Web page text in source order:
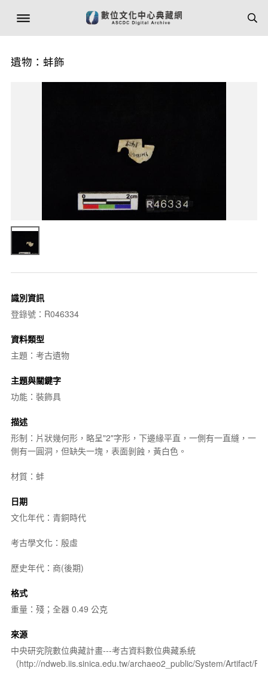
遺物：蚌飾
識別資訊
登錄號：R046334
資料類型
主題：考古遺物
主題與關鍵字
功能：裝飾具
描述
形制：片狀幾何形，略呈"2"字形，下邊緣平直，一側有一直縫，一
側有一圓洞，但缺失一塊，表面剝蝕，黃白色。
材質：蚌
日期
文化年代：青銅時代
考古學文化：殷虛
歷史年代：商(後期)
格式
重量：殘；全器 0.49 公克
來源
中央研究院數位典藏計畫---考古資料數位典藏系統
（http://ndweb.iis.sinica.edu.tw/archaeo2_public/System/Artifact/